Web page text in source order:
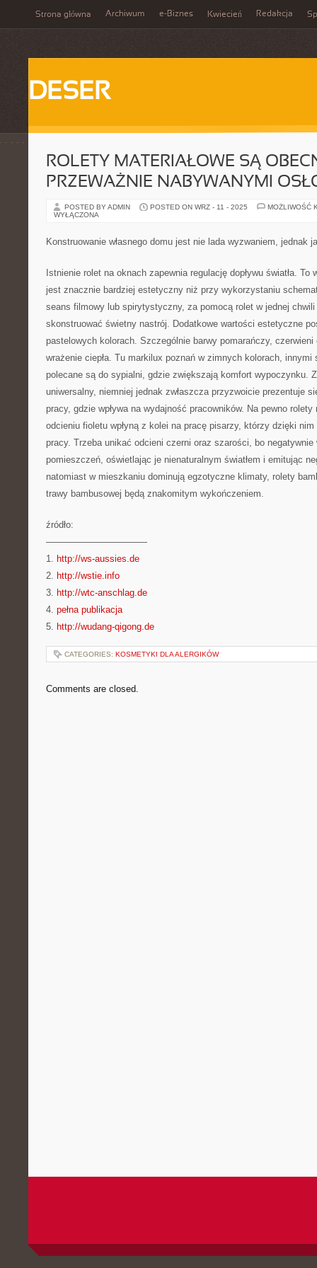
Strona główna Archiwum e-Biznes Kwiecień Redakcja
DESER
ROLETY MATERIAŁOWE SĄ
PRZEWAŻNIE NABYWANYMI
POSTED BY ADMIN POSTED ON WRZ - 11 - 2025
MOŻLIWOŚĆ
WYŁĄCZONA
Konstruowanie własnego domu jest nie lada wyzwaniem, jednak
Istnienie rolet na oknach zapewnia regulację dopływu światła. To
jest znacznie bardziej estetyczny niż przy wykorzystaniu
seans filmowy lub spirytystyczny, za pomocą rolet w jednej
skonstruować świetny nastrój. Dodatkowe wartości estetyczne
pastelowych kolorach. Szczególnie barwy pomarańczy, czerwieni
wrażenie ciepła. Tu markilux poznań w zimnych kolorach, innymi
polecane są do sypialni, gdzie zwiększają komfort wypoczynku.
uniwersalny, niemniej jednak zwłaszcza przyzwoicie prezentuje
pracy, gdzie wpływa na wydajność pracowników. Na pewno rolety
odcieniu fioletu wpłyną z kolei na pracę pisarzy, którzy dzięki nim
pracy. Trzeba unikać odcieni czerni oraz szarości, bo negatywnie
pomieszczeń, oświetlając je nienaturalnym światłem i emitując
natomiast w mieszkaniu dominują egzotyczne klimaty, rolety
trawy bambusowej będą znakomitym wykończeniem.
źródło:
———————————
1. http://ws-aussies.de
2. http://wstie.info
3. http://wtc-anschlag.de
4. pełna publikacja
5. http://wudang-qigong.de
CATEGORIES: KOSMETYKI DLA ALERGIKÓW
Comments are closed.